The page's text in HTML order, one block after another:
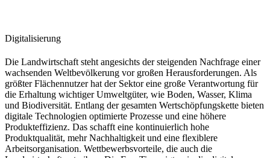
Digitalisierung
Die Landwirtschaft steht angesichts der steigenden Nachfrage einer
wachsenden Weltbevölkerung vor großen Herausforderungen. Als
größter Flächennutzer hat der Sektor eine große Verantwortung für
die Erhaltung wichtiger Umweltgüter, wie Boden, Wasser, Klima
und Biodiversität. Entlang der gesamten Wertschöpfungskette bieten
digitale Technologien optimierte Prozesse und eine höhere
Produkteffizienz. Das schafft eine kontinuierlich hohe
Produktqualität, mehr Nachhaltigkeit und eine flexiblere
Arbeitsorganisation. Wettbewerbsvorteile, die auch die